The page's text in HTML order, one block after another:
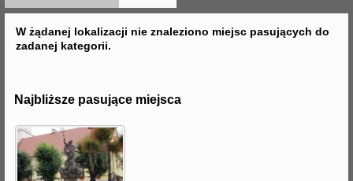
e
u
W żądanej lokalizacji nie znaleziono miejsc pasujących do
zadanej kategorii.
Najbliższe pasujące miejsca